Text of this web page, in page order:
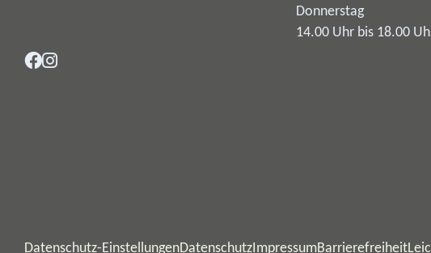
Donnerstag
14.00 Uhr bis 18.00
Datenschutz-EinstellungenDatenschutzImpressumBarrierefreiheit